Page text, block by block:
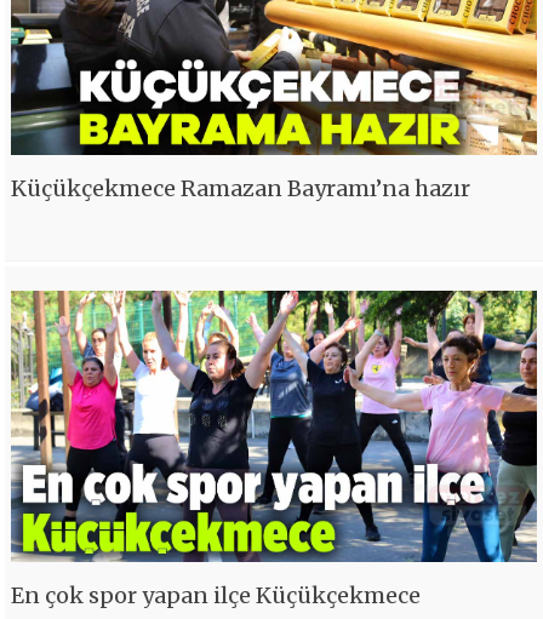
Küçükçekmece Ramazan Bayramı’na hazır
En çok spor yapan ilçe Küçükçekmece